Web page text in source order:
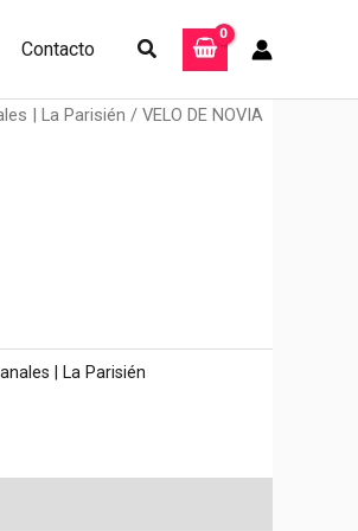
Contacto Buscar
| La Parisién / VELO DE NOVIA
| La Parisién